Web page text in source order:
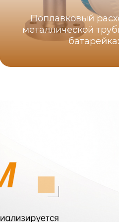
Поплавковый
металлической